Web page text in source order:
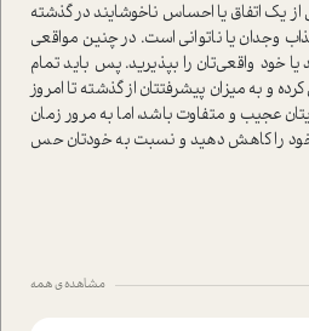
یک اتفاق یا احساس ناخوشایند در گذشته
وجدان یا ناتوانی است. در چنین مواقعی
خود واقعی‌تان را بپذیرید. پس باید تمام
و به میزان پیشرفتتان از گذشته تا امروز
عجیب و متفاوت باشد، اما به مرور زمان
را کاهش دهید و نسبت به خودتان حس
مشاهده ی همه